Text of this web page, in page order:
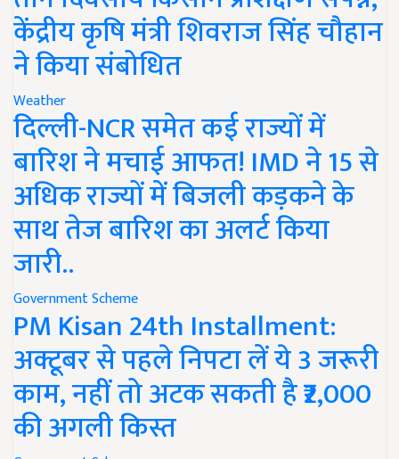
केंद्रीय कृषि मंत्री शिवराज सिंह चौहान
ने किया संबोधित
Weather
दिल्ली-NCR समेत कई राज्यों में
बारिश ने मचाई आफत! IMD ने 15 से
अधिक राज्यों में बिजली कड़कने के
साथ तेज बारिश का अलर्ट किया
जारी..
Government Scheme
PM Kisan 24th Installment:
अक्टूबर से पहले निपटा लें ये 3 जरूरी
काम, नहीं तो अटक सकती है ₹2,000
की अगली किस्त